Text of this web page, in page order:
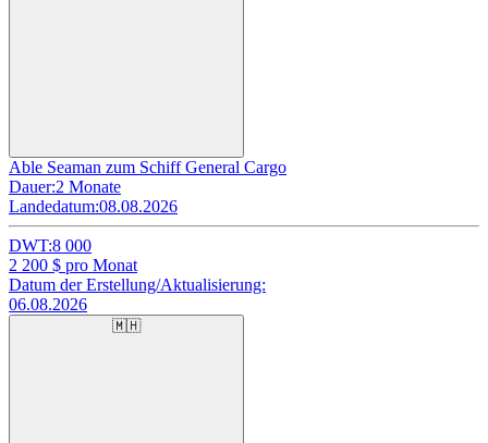
Able Seaman zum Schiff General Cargo
Dauer:2 Monate
Landedatum:08.08.2026
DWT:8 000
2 200 $ pro Monat
Datum der Erstellung/Aktualisierung:
06.08.2026
🇲🇭